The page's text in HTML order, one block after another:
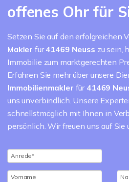
offenes Ohr für
Setzen Sie auf den erfolgreichen
Makler für41469 Neuss zu sein,
Immobilie zum marktgerechten
Erfahren Sie mehr über unsere
Immobilienmakler für 41469
uns unverbindlich. Unsere
schnellstmöglich mit Ihnen in
persönlich. Wir freuen uns auf Sie